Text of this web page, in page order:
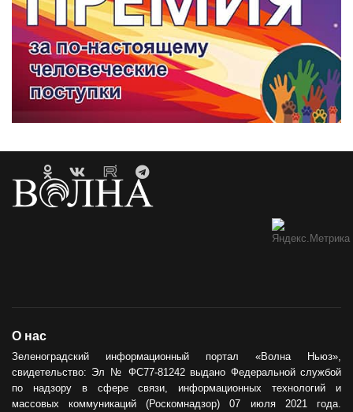
О нас
Зеленоградский информационный портал «Волна Ньюз»,
свидетельство: Эл № ФС77-81242 выдано Федеральной службой
по надзору в сфере связи, информационных технологий и
массовых коммуникаций (Роскомнадзор) 07 июля 2021 года.